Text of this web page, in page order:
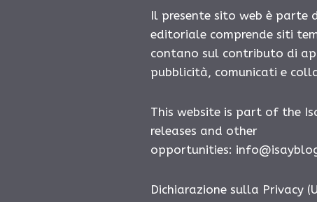
Il presente sito web è parte
editoriale comprende siti
contano sul contributo di
pubblicità, comunicati e
This website is part of the
releases and other
opportunities:
Dichiarazione sulla Privacy